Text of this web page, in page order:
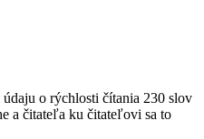
o rýchlosti čítania 230 slov
a čitateľa ku čitateľovi sa to